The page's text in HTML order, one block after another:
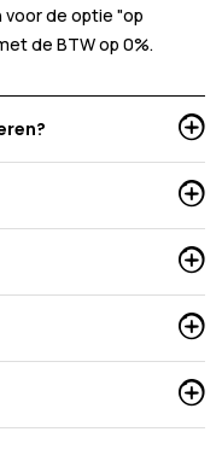
voor de optie "op
de BTW op 0%.